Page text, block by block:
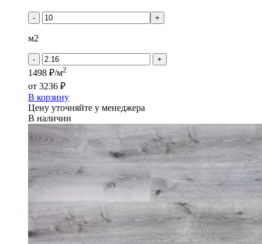
- +
м2
- +
1498 ₽/м2
от 3236 ₽
В корзину
Цену уточняйте у менеджера
В наличии